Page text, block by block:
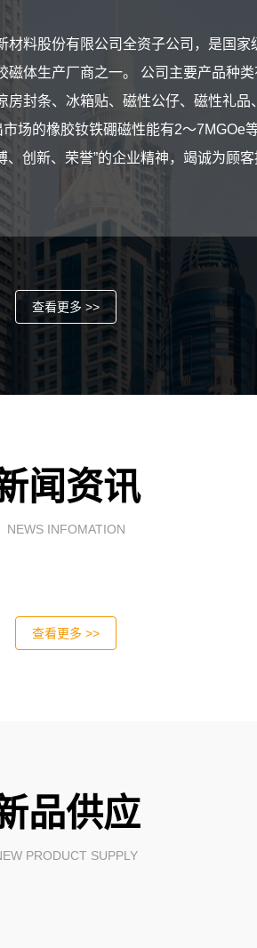
料股份有限公司全资子公司，是国
体生产厂商之一。 公司主要产品种
封条、冰箱贴、磁性公仔、磁性礼
场的橡胶钕铁硼磁性能有2～7MGOe
创新、荣誉”的企业精神，竭诚为顾
查看更多 >>
闻资讯
NEWS INFOMATION
查看更多 >>
品供应
PRODUCT SUPPLY